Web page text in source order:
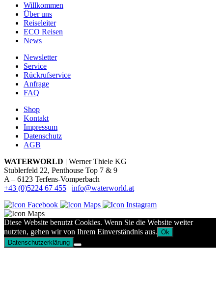
Willkommen
Über uns
Reiseleiter
ECO Reisen
News
Newsletter
Service
Rückrufservice
Anfrage
FAQ
Shop
Kontakt
Impressum
Datenschutz
AGB
WATERWORLD | Werner Thiele KG
Stublerfeld 22, Penthouse Top 7 & 9
A – 6123 Terfens-Vomperbach
+43 (0)5224 67 455 | info@waterworld.at
Diese Website benutzt Cookies. Wenn Sie die Website weiter
nutzten, gehen wir von Ihrem Einverständnis aus. Ok
Datenschutzerklärung